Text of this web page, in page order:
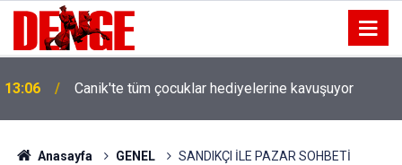
13:06 Canik'te tüm çocuklar hediyelerine kavuşuyor
Anasayfa GENEL SANDIKÇI İLE PAZAR SOHBETİ